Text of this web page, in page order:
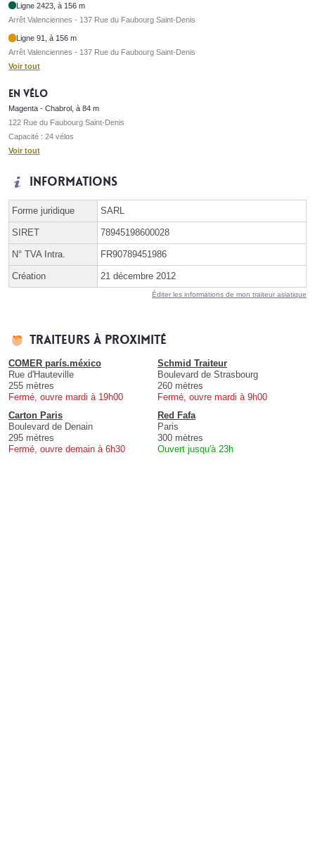
Ligne 2423, à 156 m
Arrêt Valenciennes - 137 Rue du Faubourg Saint-Denis
Ligne 91, à 156 m
Arrêt Valenciennes - 137 Rue du Faubourg Saint-Denis
Voir tout
En vélo
Magenta - Chabrol, à 84 m
122 Rue du Faubourg Saint-Denis
Capacité : 24 vélos
Voir tout
Informations
Forme juridique SARL
SIRET 78945198600028
N° TVA Intra. FR90789451986
Création 21 décembre 2012
Éditer les informations de mon traiteur asiatique
Traiteurs à proximité
COMER parís.méxico
Rue d'Hauteville
255 mètres
Fermé, ouvre mardi à 19h00
Schmid Traiteur
Boulevard de Strasbourg
260 mètres
Fermé, ouvre mardi à 9h00
Carton Paris
Boulevard de Denain
295 mètres
Fermé, ouvre demain à 6h30
Red Fafa
Paris
300 mètres
Ouvert jusqu'à 23h